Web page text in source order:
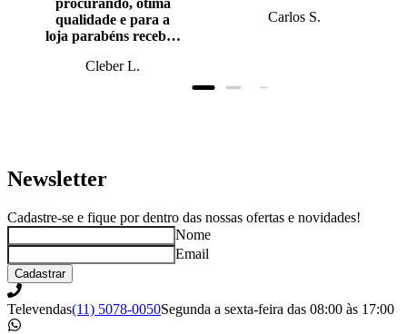
procurando, ótima
qualidade e para a
loja parabéns recebi o
prazo, super bem
Cleber L.
Carlos S.
Newsletter
Cadastre-se e fique por dentro das nossas ofertas e novidades!
Nome
Email
Cadastrar
Televendas(11) 5078-0050Segunda a sexta-feira das 08:00 às 17:00